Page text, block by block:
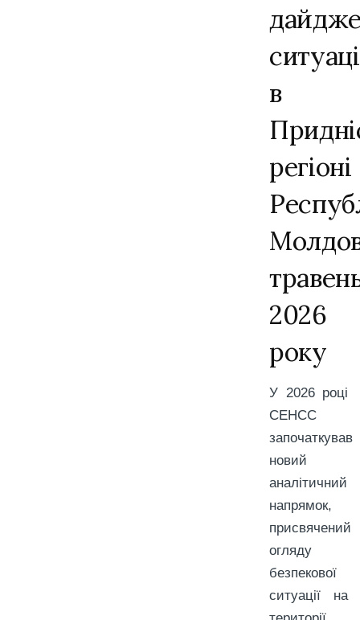
в
регіоні
2026
року
У 2026 році
СЕНСС
започаткував
новий
аналітичний
напрямок,
присвячений
огляду
безпекової
ситуації на